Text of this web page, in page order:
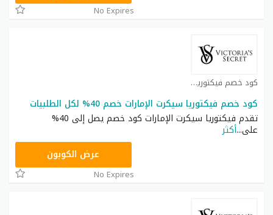
No Expires
كود خصم فيكتوريا سيكرت كوبون
كود خصم فيكتوريا سيكرت الإمارات خصم 40% لكل الطلبيات
تقدم فيكتوريا سيكرت الإمارات كود خصم يصل إلى 40%
على...أكثر
عرض الكوبون
No Expires